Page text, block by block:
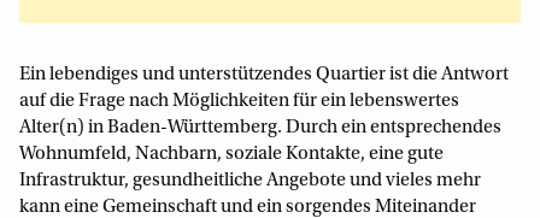
Ein lebendiges und unterstützendes Quartier ist die Antwort
auf die Frage nach Möglichkeiten für ein lebenswertes
Alter(n) in Baden-Württemberg. Durch ein entsprechendes
Wohnumfeld, Nachbarn, soziale Kontakte, eine gute
Infrastruktur, gesundheitliche Angebote und vieles mehr
kann eine Gemeinschaft und ein sorgendes Miteinander